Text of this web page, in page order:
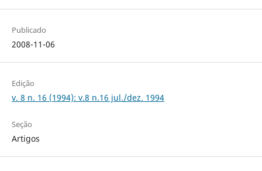
Publicado
2008-11-06
Edição
v. 8 n. 16 (1994): v.8 n.16 jul./dez. 1994
Seção
Artigos